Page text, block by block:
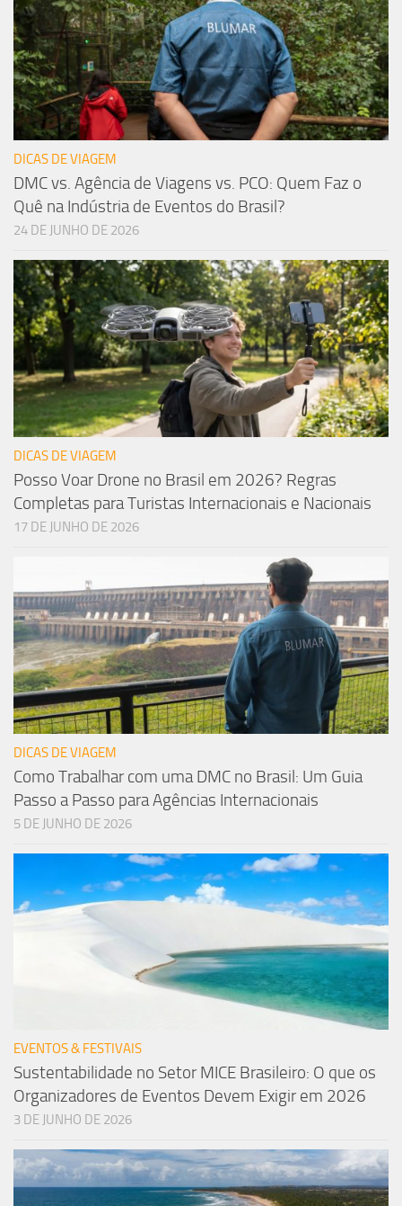
DICAS DE VIAGEM
DMC vs. Agência de Viagens vs. PCO: Quem Faz o
Quê na Indústria de Eventos do Brasil?
24 DE JUNHO DE 2026
DICAS DE VIAGEM
Posso Voar Drone no Brasil em 2026? Regras
Completas para Turistas Internacionais e Nacionais
17 DE JUNHO DE 2026
DICAS DE VIAGEM
Como Trabalhar com uma DMC no Brasil: Um Guia
Passo a Passo para Agências Internacionais
5 DE JUNHO DE 2026
EVENTOS & FESTIVAIS
Sustentabilidade no Setor MICE Brasileiro: O que os
Organizadores de Eventos Devem Exigir em 2026
3 DE JUNHO DE 2026